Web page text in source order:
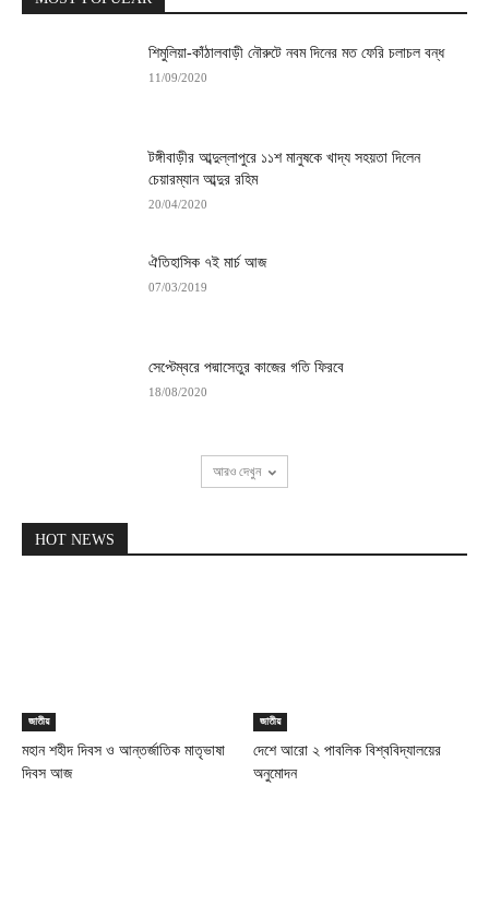
শিমুলিয়া-কাঁঠালবাড়ী নৌরুটে নবম দিনের মত ফেরি চলাচল বন্ধ
11/09/2020
টঙ্গীবাড়ীর আব্দুল্লাপুরে ১১শ মানুষকে খাদ্য সহয়তা দিলেন
চেয়ারম্যান আব্দুর রহিম
20/04/2020
ঐতিহাসিক ৭ই মার্চ আজ
07/03/2019
সেপ্টেম্বরে পদ্মাসেতুর কাজের গতি ফিরবে
18/08/2020
আরও দেখুন
HOT NEWS
জাতীয়
মহান শহীদ দিবস ও আন্তর্জাতিক মাতৃভাষা
দিবস আজ
জাতীয়
দেশে আরো ২ পাবলিক বিশ্ববিদ্যালয়ের
অনুমোদন